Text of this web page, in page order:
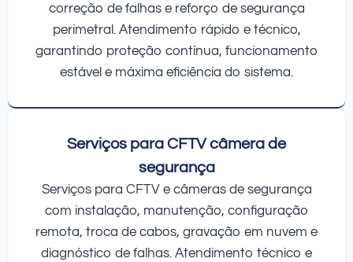
correção de falhas e reforço de segurança
perimetral. Atendimento rápido e técnico,
garantindo proteção contínua, funcionamento
estável e máxima eficiência do sistema.
Serviços para CFTV câmera de
segurança
Serviços para CFTV e câmeras de segurança
com instalação, manutenção, configuração
remota, troca de cabos, gravação em nuvem e
diagnóstico de falhas. Atendimento técnico e